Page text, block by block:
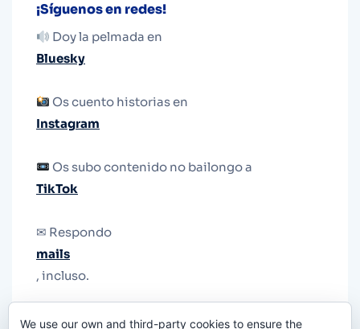
¡Síguenos en redes!
Doy la pelmada en
Bluesky
Os cuento historias en
Instagram
Os subo contenido no bailongo a
TikTok
✉ Respondo
mails
, incluso.
We use our own and third-party cookies to ensure the